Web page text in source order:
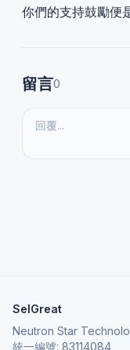
你們的支持鼓勵便
留言0
SelGreat
Neutron Star
統一編號: 83114084